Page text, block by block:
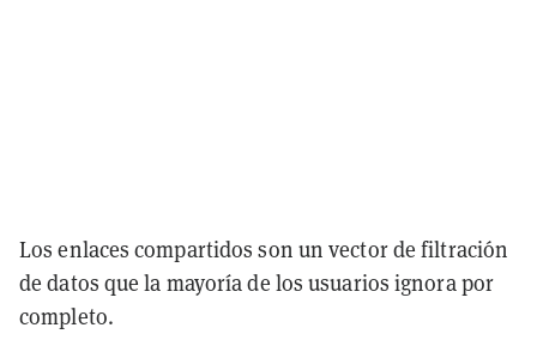
Los enlaces compartidos son un vector de filtración
de datos que la mayoría de los usuarios ignora por
completo.